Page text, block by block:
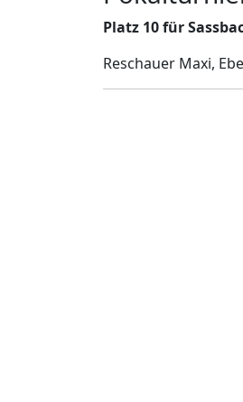
Platz 10 für
Reschauer Maxi,